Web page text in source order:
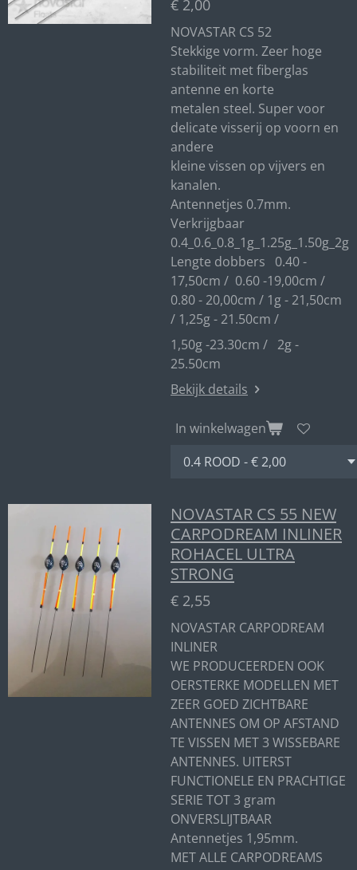
€ 2,00
NOVASTAR CS 52
Stekkige vorm. Zeer hoge
stabiliteit met fiberglas
antenne en korte
metalen steel. Super voor
delicate visserij op voorn en
andere
kleine vissen op vijvers en
kanalen.
Antennetjes 0.7mm.
Verkrijgbaar
0.4_0.6_0.8_1g_1.25g_1.50g_2g
Lengte dobbers 0.40 -
17,50cm / 0.60 -19,00cm /
0.80 - 20,00cm / 1g - 21,50cm
/ 1,25g - 21.50cm /
1,50g -23.30cm / 2g -
25.50cm
Bekijk details
In winkelwagen
NOVASTAR CS 55 NEW
CARPODREAM INLINER
ROHACEL ULTRA
STRONG
€ 2,55
NOVASTAR CARPODREAM
INLINER
WE PRODUCEERDEN OOK
OERSTERKE MODELLEN MET
ZEER GOED ZICHTBARE
ANTENNES OM OP AFSTAND
TE VISSEN MET 3 WISSEBARE
ANTENNES. UITERST
FUNCTIONELE EN PRACHTIGE
SERIE TOT 3 gram
ONVERSLIJTBAAR
Antennetjes 1,95mm.
MET ALLE CARPODREAMS